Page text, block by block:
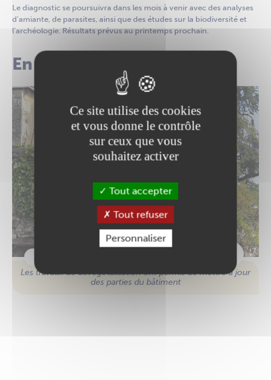
Le diagnostic se poursuivra dans les mois à venir avec des analyses
d’amiante, de parasites, ainsi que des études sur la biodiversité et
l’archéologie. Résultats prévus au printemps prochain.
En images
Les travaux de dévégétalisation ont permis de mettre à jour
des parties du bâtiment
Le jardin sur les hauteurs du château
Ce site utilise des cookies
et vous donne le contrôle
sur ceux que vous
souhaitez activer
Tout accepter
Tout refuser
Personnaliser